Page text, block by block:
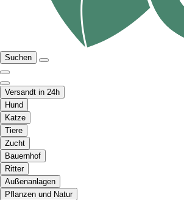
Suchen
Versandt in 24h
Hund
Katze
Tiere
Zucht
Bauernhof
Ritter
Außenanlagen
Pflanzen und Natur